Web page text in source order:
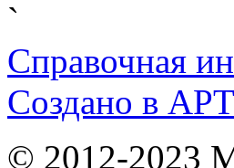
`
Справочная
Cоздано в АРТ
© 2012-2023